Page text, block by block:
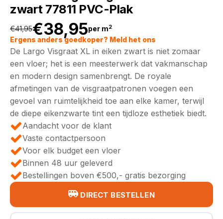
zwart 77811 PVC-Plak
€41,95
Oorspronkelijke
prijs
was:
€41,95.
€38,95
Huidige
prijs
is:
€38,95.
per m2
Ergens anders goedkoper? Meld het ons
De Largo Visgraat XL in eiken zwart is niet zomaar
een vloer; het is een meesterwerk dat vakmanschap
en modern design samenbrengt. De royale
afmetingen van de visgraatpatronen voegen een
gevoel van ruimtelijkheid toe aan elke kamer, terwijl
de diepe eikenzwarte tint een tijdloze esthetiek biedt.
Aandacht voor de klant
Vaste contactpersoon
Voor elk budget een vloer
Binnen 48 uur geleverd
Bestellingen boven €500,- gratis bezorging
DIRECT BESTELLEN